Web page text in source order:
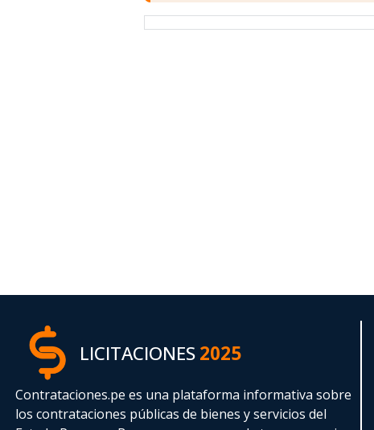
LICITACIONES2025
Contrataciones.pe es una plataforma informativa sobre
los contrataciones públicas de bienes y servicios del